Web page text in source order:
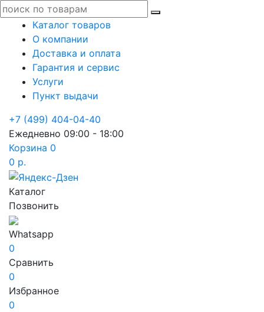
Каталог товаров
О компании
Доставка и оплата
Гарантия и сервис
Услуги
Пункт выдачи
+7 (499) 404-04-40
Ежедневно 09:00 - 18:00
Корзина 0
0 р.
Каталог
Позвонить
Whatsapp
0
Сравнить
0
Избранное
0